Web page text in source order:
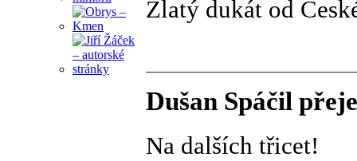
Zlatý dukát od
Dušan Spáčil
Na dalších třicet!